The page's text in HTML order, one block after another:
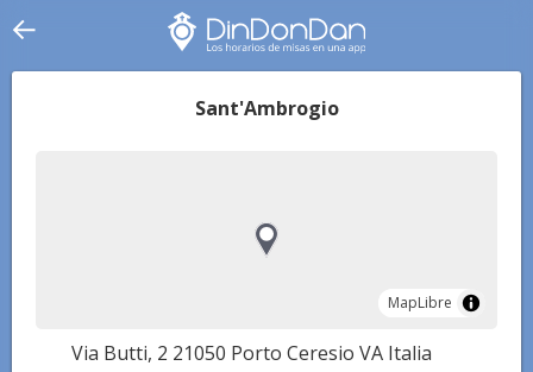
Sant'Ambrogio
MapLibre
MapLibre
Via Butti, 2 21050 Porto Ceresio VA Italia